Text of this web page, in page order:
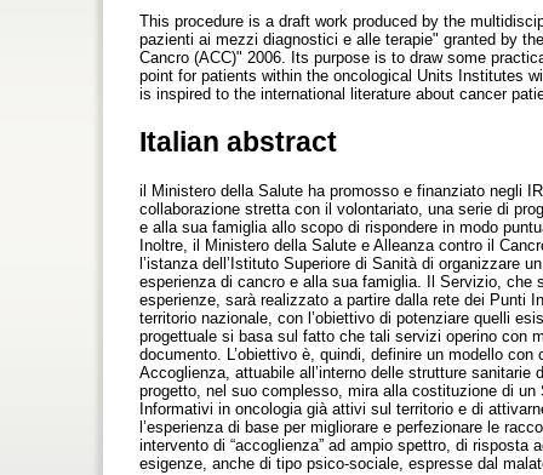
This procedure is a draft work produced by the
pazienti ai mezzi diagnostici e alle terapie" granted by
Cancro (ACC)" 2006. Its purpose is to draw some
point for patients within the oncological Units Institutes
is inspired to the international literature about cancer
Italian abstract
il Ministero della Salute ha promosso e finanziato negli
collaborazione stretta con il volontariato, una serie di
e alla sua famiglia allo scopo di rispondere in modo
Inoltre, il Ministero della Salute e Alleanza contro il
l’istanza dell’Istituto Superiore di Sanità di organizzare
esperienza di cancro e alla sua famiglia. Il Servizio,
esperienze, sarà realizzato a partire dalla rete dei Punti
territorio nazionale, con l’obiettivo di potenziare quelli
progettuale si basa sul fatto che tali servizi operino con
documento. L’obiettivo è, quindi, definire un modello
Accoglienza, attuabile all’interno delle strutture
progetto, nel suo complesso, mira alla costituzione di
Informativi in oncologia già attivi sul territorio e di
l’esperienza di base per migliorare e perfezionare le
intervento di “accoglienza” ad ampio spettro, di risposta
esigenze, anche di tipo psico-sociale, espresse dal